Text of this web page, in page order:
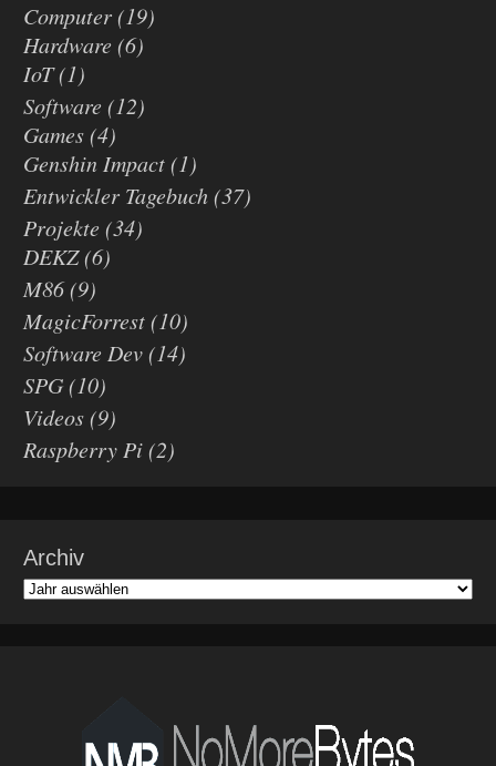
Computer(19)
Hardware(6)
IoT(1)
Software(12)
Games(4)
Genshin Impact(1)
Entwickler Tagebuch(37)
Projekte(34)
DEKZ(6)
M86(9)
MagicForrest(10)
Software Dev(14)
SPG(10)
Videos(9)
Raspberry Pi(2)
Archiv